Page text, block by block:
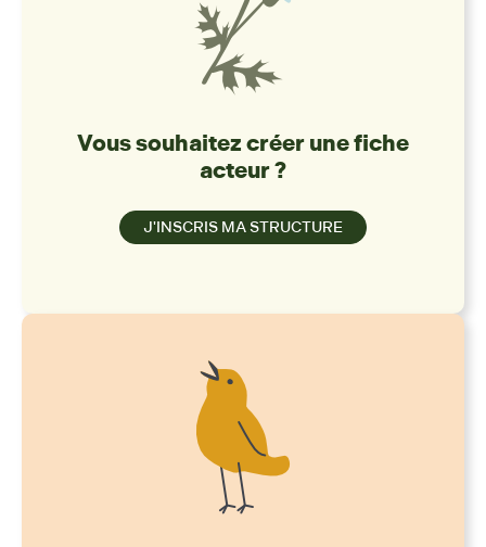
Vous souhaitez créer une fiche
acteur ?
J'INSCRIS MA STRUCTURE